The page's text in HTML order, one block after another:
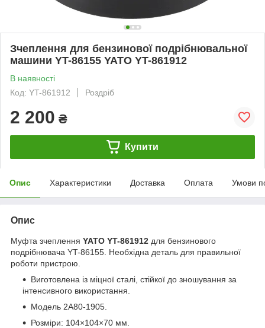
Зчеплення для бензинової подрібнювальної
машини YT-86155 YATO YT-861912
В наявності
Код: YT-861912
Роздріб
2 200 ₴
Купити
Опис Характеристики Доставка Оплата Умови
Опис
Муфта зчеплення YATO YT-861912 для бензинового
подрібнювача YT-86155. Необхідна деталь для правильної
роботи пристрою.
Виготовлена із міцної сталі, стійкої до зношування за
інтенсивного використання.
Модель 2А80-1905.
Розміри: 104×104×70 мм.